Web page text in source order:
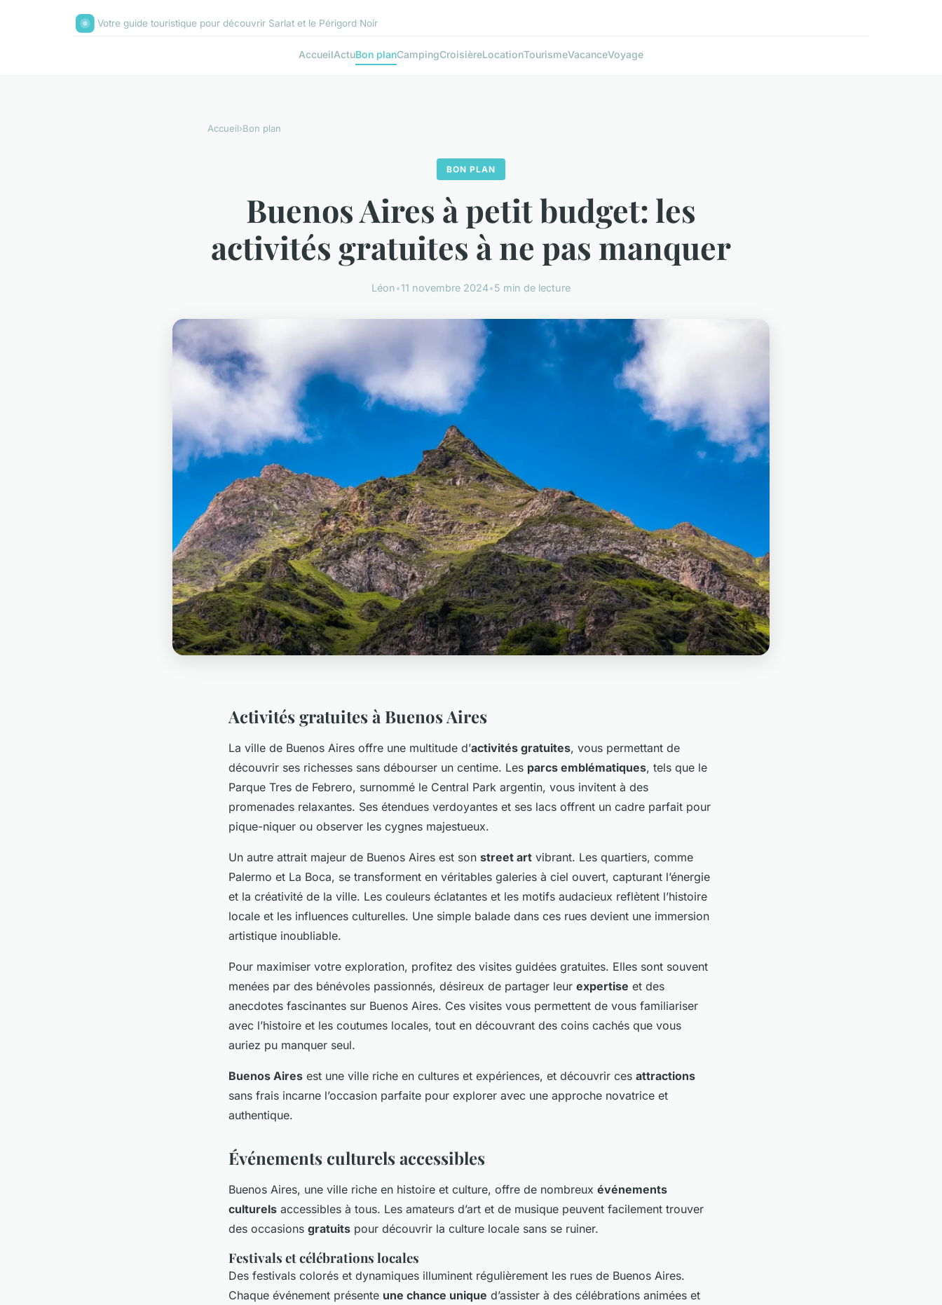
Votre guide touristique pour découvrir Sarlat et le Périgord Noir
AccueilActuBon planCampingCroisièreLocationTourismeVacanceVoyage
Accueil›Bon plan
BON PLAN
Buenos Aires à petit budget: les
activités gratuites à ne pas manquer
Léon•11 novembre 2024•5 min de lecture
Activités gratuites à Buenos Aires
La ville de Buenos Aires offre une multitude d’activités gratuites, vous permettant de
découvrir ses richesses sans débourser un centime. Les parcs emblématiques, tels que le
Parque Tres de Febrero, surnommé le Central Park argentin, vous invitent à des
promenades relaxantes. Ses étendues verdoyantes et ses lacs offrent un cadre parfait pour
pique-niquer ou observer les cygnes majestueux.
Un autre attrait majeur de Buenos Aires est son street art vibrant. Les quartiers, comme
Palermo et La Boca, se transforment en véritables galeries à ciel ouvert, capturant l’énergie
et la créativité de la ville. Les couleurs éclatantes et les motifs audacieux reflètent l’histoire
locale et les influences culturelles. Une simple balade dans ces rues devient une immersion
artistique inoubliable.
Pour maximiser votre exploration, profitez des visites guidées gratuites. Elles sont souvent
menées par des bénévoles passionnés, désireux de partager leur expertise et des
anecdotes fascinantes sur Buenos Aires. Ces visites vous permettent de vous familiariser
avec l’histoire et les coutumes locales, tout en découvrant des coins cachés que vous
auriez pu manquer seul.
Buenos Aires est une ville riche en cultures et expériences, et découvrir ces attractions
sans frais incarne l’occasion parfaite pour explorer avec une approche novatrice et
authentique.
Événements culturels accessibles
Buenos Aires, une ville riche en histoire et culture, offre de nombreux événements
culturels accessibles à tous. Les amateurs d’art et de musique peuvent facilement trouver
des occasions gratuits pour découvrir la culture locale sans se ruiner.
Festivals et célébrations locales
Des festivals colorés et dynamiques illuminent régulièrement les rues de Buenos Aires.
Chaque événement présente une chance unique d’assister à des célébrations animées et